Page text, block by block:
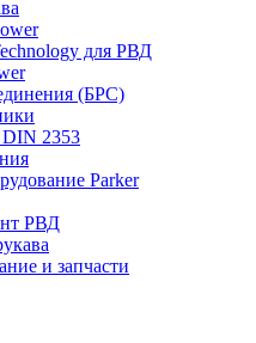
для РВД
(БРС)
2353
Parker
РВД
и запчасти